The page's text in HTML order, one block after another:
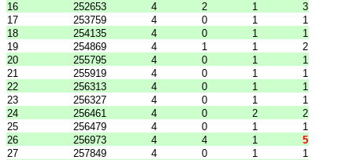
16
252653 4 2 1
3
17
253759 4 0 1
1
18
254135 4 0 1
1
19
254869 4 1 1
2
20
255795 4 0 1
1
21
255919 4 0 1
1
22
256313 4 0 1
1
23
256327 4 0 1
1
24
256461 4 0 2
2
25
256479 4 0 1
1
26
256973 4 4 1
5
27
257849 4 0 1
1